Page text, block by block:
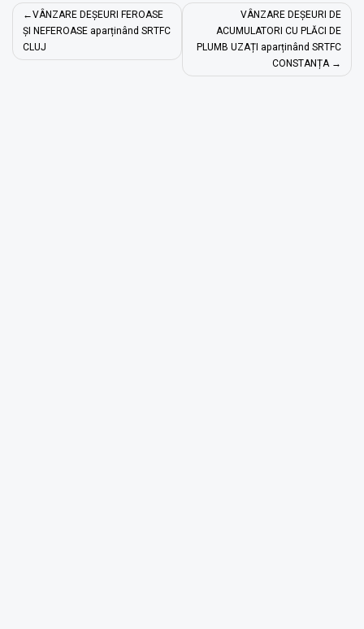
Navigare
în
articole
VÂNZARE DEȘEURI FEROASE
ȘI NEFEROASE aparținând SRTFC
CLUJ
VÂNZARE DEȘEURI DE
ACUMULATORI CU PLĂCI DE
PLUMB UZAȚI aparținând SRTFC
CONSTANȚA